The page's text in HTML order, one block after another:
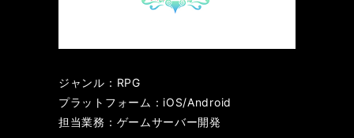
ジャンル：RPG
プラットフォーム：iOS/Android
担当業務：ゲームサーバー開発